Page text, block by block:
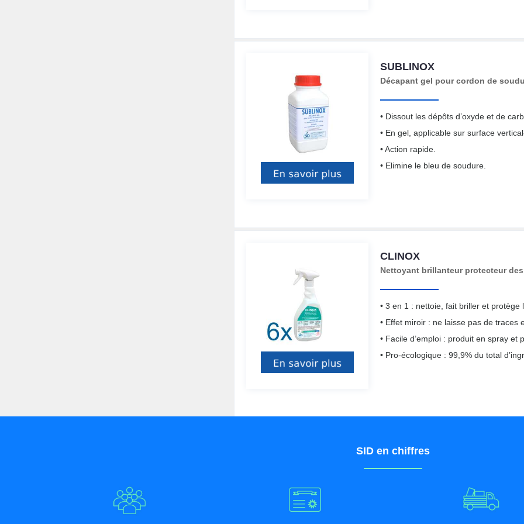
SUBLINOX
Décapant gel pour cordon de
• Dissout les dépôts d’oxyde et de
• En gel, applicable sur surface
• Action rapide.
• Elimine le bleu de soudure.
CLINOX
Nettoyant brillanteur protecteur
• 3 en 1 : nettoie, fait briller et protège
• Effet miroir : ne laisse pas de traces
• Facile d’emploi : produit en spray et
• Pro-écologique : 99,9% du total
SID en chiffres